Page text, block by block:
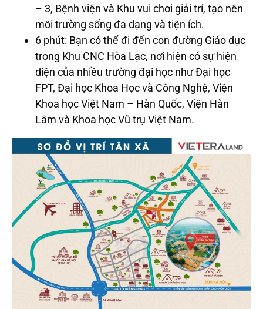
– 3, Bệnh viện và Khu vui chơi giải trí, tạo nên
môi trường sống đa dạng và tiện ích.
6 phút: Bạn có thể đi đến con đường Giáo dục
trong Khu CNC Hòa Lạc, nơi hiện có sự hiện
diện của nhiều trường đại học như Đại học
FPT, Đại học Khoa Học và Công Nghệ, Viện
Khoa học Việt Nam – Hàn Quốc, Viện Hàn
Lâm và Khoa học Vũ trụ Việt Nam.